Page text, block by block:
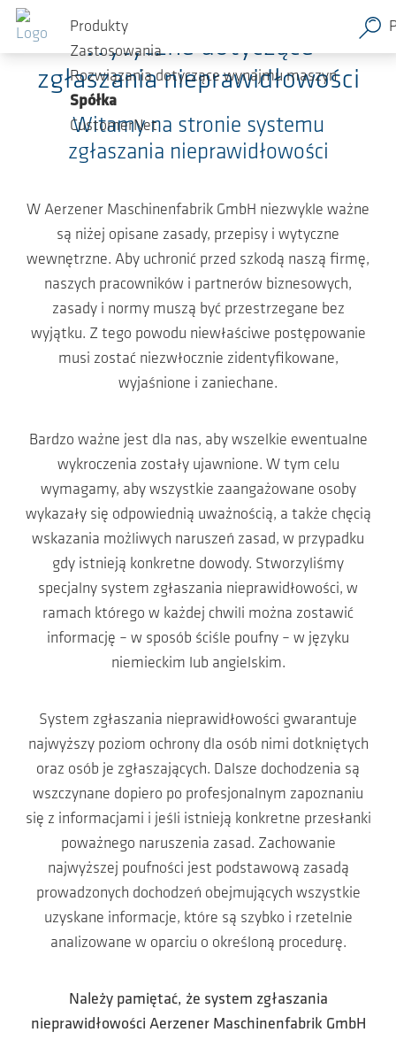
Przejdź do głównej zawartości
Produkty
Zastosowania
Rozwiązania dotyczące wynajmu maszyn
Spółka
CustomerNet
Wytyczne dotyczące
zgłaszania nieprawidłowości
Witamy na stronie systemu
zgłaszania nieprawidłowości
W Aerzener Maschinenfabrik GmbH niezwykle ważne
są niżej opisane zasady, przepisy i wytyczne
wewnętrzne. Aby uchronić przed szkodą naszą firmę,
naszych pracowników i partnerów biznesowych,
zasady i normy muszą być przestrzegane bez
wyjątku. Z tego powodu niewłaściwe postępowanie
musi zostać niezwłocznie zidentyfikowane,
wyjaśnione i zaniechane.
Bardzo ważne jest dla nas, aby wszelkie ewentualne
wykroczenia zostały ujawnione. W tym celu
wymagamy, aby wszystkie zaangażowane osoby
wykazały się odpowiednią uważnością, a także chęcią
wskazania możliwych naruszeń zasad, w przypadku
gdy istnieją konkretne dowody. Stworzyliśmy
specjalny system zgłaszania nieprawidłowości, w
ramach którego w każdej chwili można zostawić
informację – w sposób ściśle poufny – w języku
niemieckim lub angielskim.
System zgłaszania nieprawidłowości gwarantuje
najwyższy poziom ochrony dla osób nimi dotkniętych
oraz osób je zgłaszających. Dalsze dochodzenia są
wszczynane dopiero po profesjonalnym zapoznaniu
się z informacjami i jeśli istnieją konkretne przesłanki
poważnego naruszenia zasad. Zachowanie
najwyższej poufności jest podstawową zasadą
prowadzonych dochodzeń obejmujących wszystkie
uzyskane informacje, które są szybko i rzetelnie
analizowane w oparciu o określoną procedurę.
Należy pamiętać, że system zgłaszania
nieprawidłowości Aerzener Maschinenfabrik GmbH